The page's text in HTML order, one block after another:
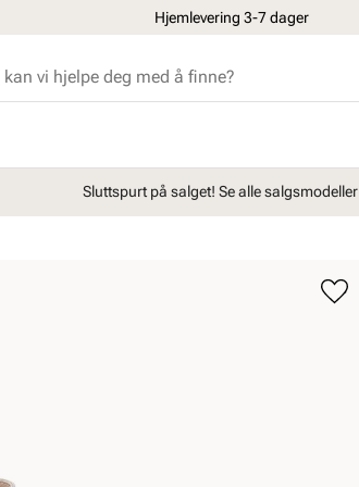
Hjemlevering 3-7 dager
Sluttspurt på salget! Se alle salgsmodeller